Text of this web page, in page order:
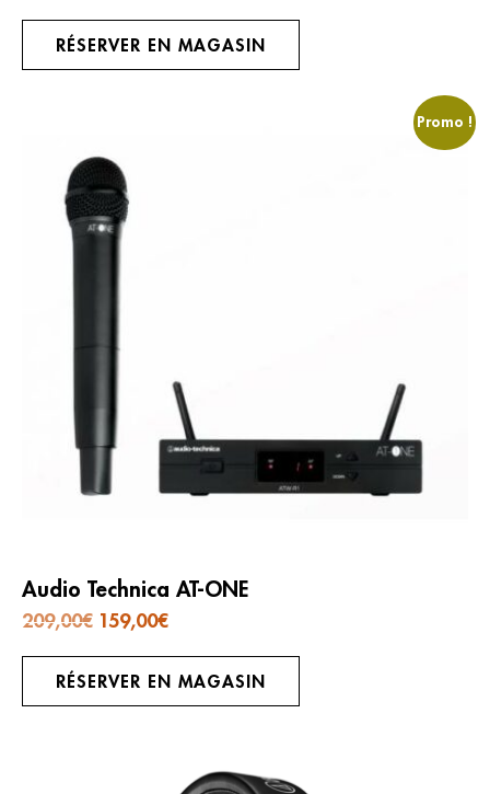
RÉSERVER EN MAGASIN
Promo !
Audio Technica AT-ONE
209,00€ Le
prix
était :
209,00€.
159,00€Le
prix
est :
159,00€.
RÉSERVER EN MAGASIN